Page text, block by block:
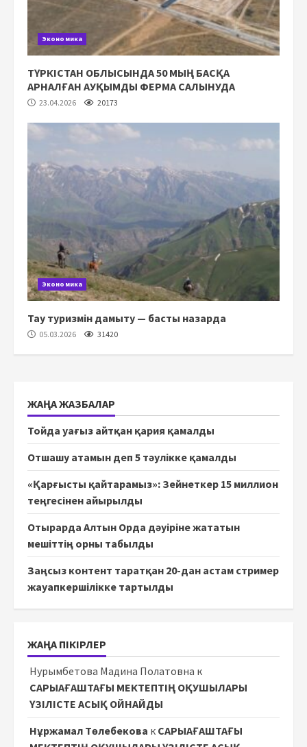
Экономика
ТҮРКІСТАН ОБЛЫСЫНДА 50 МЫҢ БАСҚА
АРНАЛҒАН АУҚЫМДЫ ФЕРМА САЛЫНУДА
23.04.2026 20173
Экономика
Тау туризмін дамыту — басты назарда
05.03.2026 31420
ЖАҢА ЖАЗБАЛАР
Тойда уағыз айтқан қария қамалды
Отшашу атамын деп 5 тәулікке қамалды
«Қарғысты қайтарамыз»: Зейнеткер 15 миллион
теңгесінен айырылды
Отырарда Алтын Орда дәуіріне жататын
мешіттің орны табылды
Заңсыз контент таратқан 20-дан астам стример
жауапкершілікке тартылды
ЖАҢА ПІКІРЛЕР
Нурымбетова Мадина Полатовна к
САРЫАҒАШТАҒЫ МЕКТЕПТІҢ ОҚУШЫЛАРЫ
ҮЗІЛІСТЕ АСЫҚ ОЙНАЙДЫ
Нұржамал Төлебекова к САРЫАҒАШТАҒЫ